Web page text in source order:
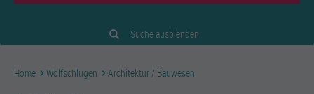
Suche ausblenden
Home Wolfschlugen Architektur / Bauwesen